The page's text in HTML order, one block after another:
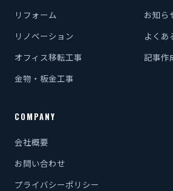
リフォーム
リノベーション
オフィス移転工事
金物・板金工事
お知ら
よくあ
記事作
COMPANY
会社概要
お問い合わせ
プライバシーポリシー